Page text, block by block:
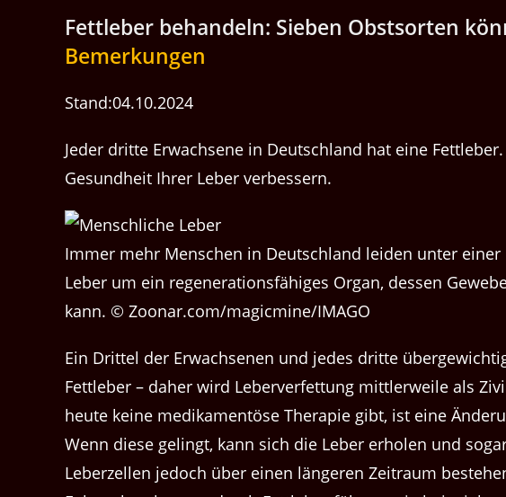
Fettleber behandeln: Sieben Obstsorten
Bemerkungen
Stand:04.10.2024
Jeder dritte Erwachsene in Deutschland hat eine
Gesundheit Ihrer Leber verbessern.
Immer mehr Menschen in Deutschland leiden unter
Leber um ein regenerationsfähiges Organ, dessen
kann. © Zoonar.com/magicmine/IMAGO
Ein Drittel der Erwachsenen und jedes dritte
Fettleber – daher wird Leberverfettung mittlerweile als
heute keine medikamentöse Therapie gibt, ist eine
Wenn diese gelingt, kann sich die Leber erholen und
Leberzellen jedoch über einen längeren Zeitraum